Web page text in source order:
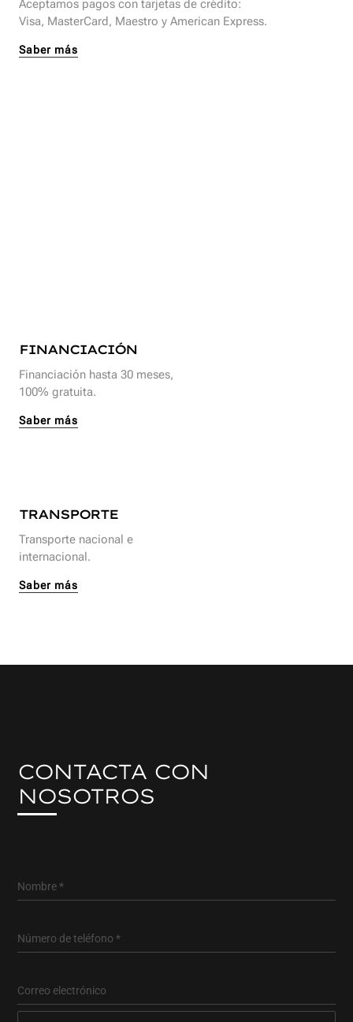
Aceptamos pagos con tarjetas de crédito:
Visa, MasterCard, Maestro y American Express.
Saber más
FINANCIACIÓN
Financiación hasta 30 meses,
100% gratuita.
Saber más
TRANSPORTE
Transporte nacional e
internacional.
Saber más
CONTACTA CON
NOSOTROS
Nombre*
Número de teléfono*
Correo electrónico